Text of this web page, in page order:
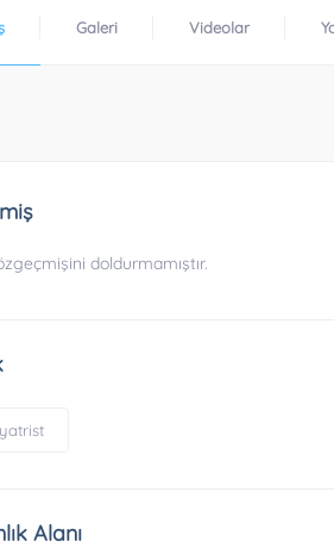
Galeri Videolar
doldurmamıştır.
Alanı